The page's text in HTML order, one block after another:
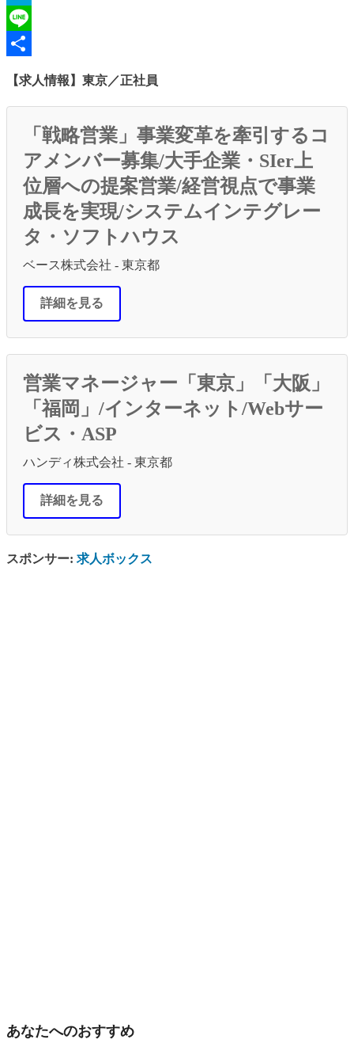
Hatena
Line
【求人情報】東京／正社員
「戦略営業」事業変革を牽引するコ
アメンバー募集/大手企業・SIer上
位層への提案営業/経営視点で事業
成長を実現/システムインテグレー
タ・ソフトハウス
ベース株式会社 - 東京都
詳細を見る
営業マネージャー「東京」「大阪」
「福岡」/インターネット/Webサー
ビス・ASP
ハンディ株式会社 - 東京都
詳細を見る
スポンサー: 求人ボックス
あなたへのおすすめ